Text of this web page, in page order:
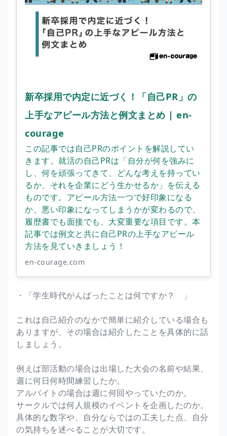
新卒採用で内定に近づく！「自己PR」の
上手なアピール方法と例文まとめ | en-
courage
この記事では自己PRのポイントを解説してい
きます。就活の自己PRは「自分が何を強みに
し、何を頑張ってきて、どんな考えを持ってい
るか、それを企業にどう生かせるか」を伝える
ものです。アピール方法一つで好印象になる
か、悪い印象になってしまうかが変わるので、
履歴書でも面接でも、大変重要な項目です。本
記事では例文と共に自己PRの上手なアピール
方法を見ていきましょう！
en-courage.com
・「学生時代がんばったことは何ですか？ 」
これは自己紹介のなかで簡単に紹介している場合も
ありますが、その場合は紹介したことを具体的に話
しましょう。
例えば部活動の場合は出場した大会の名前や結果、
週に何日何時間練習したか。
アルバイトの場合は週に何回やっていたのか。
サークルでは何人規模のイベントを企画したのか。
具体的な数字や、自分ならではの工夫した点、自分
の気持ちを述べることが大切です。